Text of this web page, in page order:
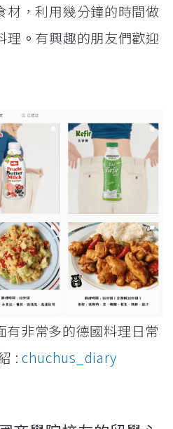
材，利用幾分鐘的時間做
理 。 有興趣的朋友們歡迎
有非常多的德國料理日常
: chuchus_diary